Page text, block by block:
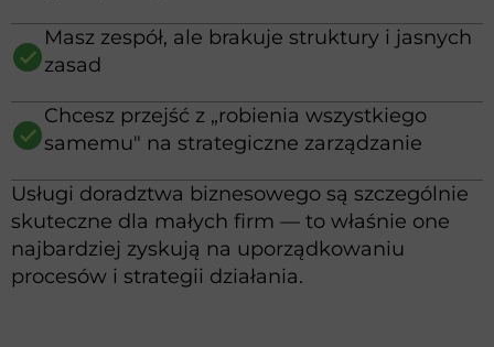
Masz zespół, ale brakuje struktury i jasnych
zasad
Chcesz przejść z „robienia wszystkiego
samemu" na strategiczne zarządzanie
Usługi doradztwa biznesowego są szczególnie
skuteczne dla małych firm — to właśnie one
najbardziej zyskują na uporządkowaniu
procesów i strategii działania.